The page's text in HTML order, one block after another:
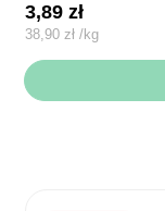
3,89zł
38,90zł /kg